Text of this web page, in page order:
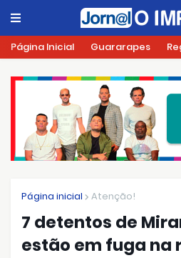
Página Inicial Guararapes
Página inicial Atenção!
7 detentos de
estão em fuga na